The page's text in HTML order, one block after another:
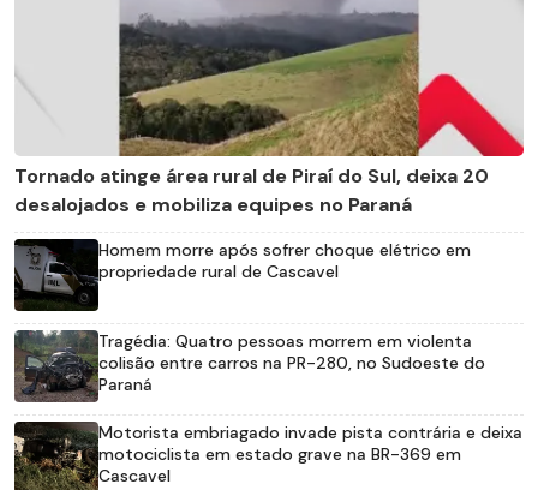
Tornado atinge área rural de Piraí do Sul, deixa 20
desalojados e mobiliza equipes no Paraná
Homem morre após sofrer choque elétrico em
propriedade rural de Cascavel
Tragédia: Quatro pessoas morrem em violenta
colisão entre carros na PR-280, no Sudoeste do
Paraná
Motorista embriagado invade pista contrária e deixa
motociclista em estado grave na BR-369 em
Cascavel